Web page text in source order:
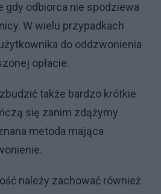
gdy odbiorca nie spodziewa
W wielu przypadkach
do oddzwonienia
opłacie.
także bardzo krótkie
się zanim zdążymy
metoda mająca
należy zachować również